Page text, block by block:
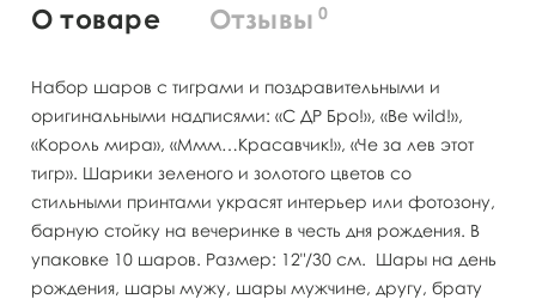
О товаре Отзывы 0
Набор шаров с тиграми и поздравительными и
оригинальными надписями: «С ДР Бро!», «Be wild!»,
«Король мира», «Ммм…Красавчик!», «Че за лев этот
тигр». Шарики зеленого и золотого цветов со
стильными принтами украсят интерьер или фотозону,
барную стойку на вечеринке в честь дня рождения. В
упаковке 10 шаров. Размер: 12"/30 см. Шары на день
рождения, шары мужу, шары мужчине, другу, брату